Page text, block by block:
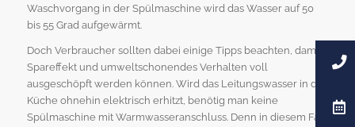
Waschvorgang in der Spülmaschine wird das Wasser auf 50
bis 55 Grad aufgewärmt.
Doch Verbraucher sollten dabei einige Tipps beachten, damit
Spareffekt und umweltschonendes Verhalten voll
ausgeschöpft werden können. Wird das Leitungswasser in der
Küche ohnehin elektrisch erhitzt, benötig man keine
Spülmaschine mit Warmwasseranschluss. Denn in diesem Fall